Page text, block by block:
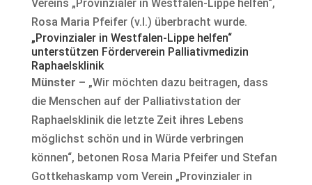
Vereins „Provinzialer in Westfalen-Lippe helfen“,
Rosa Maria Pfeifer (v.l.) überbracht wurde.
„Provinzialer in Westfalen-Lippe helfen“
unterstützen Förderverein Palliativmedizin
Raphaelsklinik
Münster – „Wir möchten dazu beitragen, dass
die Menschen auf der Palliativstation der
Raphaelsklinik die letzte Zeit ihres Lebens
möglichst schön und in Würde verbringen
können“, betonen Rosa Maria Pfeifer und Stefan
Gottkehaskamp vom Verein „Provinzialer in